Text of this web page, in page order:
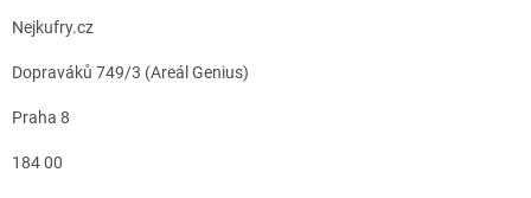
Nejkufry.cz
Dopraváků 749/3 (Areál Genius)
Praha 8
184 00